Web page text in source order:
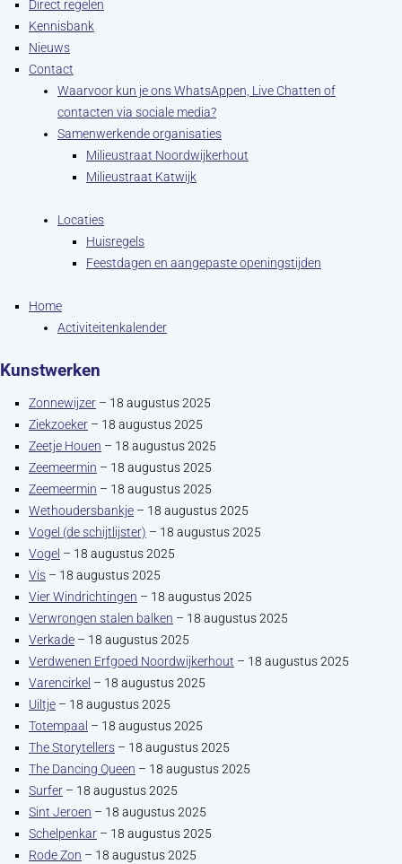
Direct regelen
Kennisbank
Nieuws
Contact
Waarvoor kun je ons WhatsAppen, Live Chatten of
contacten via sociale media?
Samenwerkende organisaties
Milieustraat Noordwijkerhout
Milieustraat Katwijk
Locaties
Huisregels
Feestdagen en aangepaste openingstijden
Home
Activiteitenkalender
Kunstwerken
Zonnewijzer – 18 augustus 2025
Ziekzoeker – 18 augustus 2025
Zeetje Houen – 18 augustus 2025
Zeemeermin – 18 augustus 2025
Zeemeermin – 18 augustus 2025
Wethoudersbankje – 18 augustus 2025
Vogel (de schijtlijster) – 18 augustus 2025
Vogel – 18 augustus 2025
Vis – 18 augustus 2025
Vier Windrichtingen – 18 augustus 2025
Verwrongen stalen balken – 18 augustus 2025
Verkade – 18 augustus 2025
Verdwenen Erfgoed Noordwijkerhout – 18 augustus 2025
Varencirkel – 18 augustus 2025
Uiltje – 18 augustus 2025
Totempaal – 18 augustus 2025
The Storytellers – 18 augustus 2025
The Dancing Queen – 18 augustus 2025
Surfer – 18 augustus 2025
Sint Jeroen – 18 augustus 2025
Schelpenkar – 18 augustus 2025
Rode Zon – 18 augustus 2025